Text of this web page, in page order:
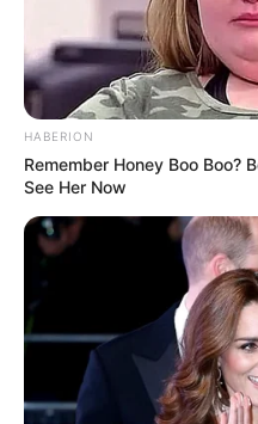
HABERION
Remember Honey Boo Boo?
See Her Now